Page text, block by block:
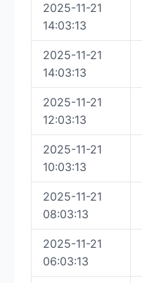
2025-11-21
14:03:13
2025-11-21
14:03:13
2025-11-21
12:03:13
2025-11-21
10:03:13
2025-11-21
08:03:13
2025-11-21
06:03:13